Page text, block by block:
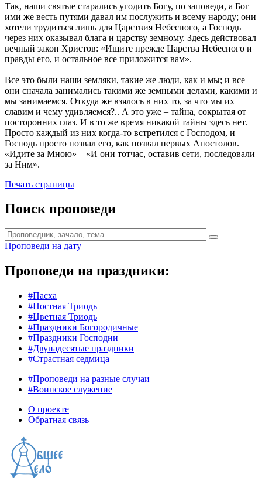
Так, наши святые старались угодить Богу, по заповеди, а Бог
ими же весть путями давал им послужить и всему народу; они
хотели трудиться лишь для Царствия Небесного, а Господь
через них оказывал блага и царству земному. Здесь действовал
вечный закон Христов: «Ищите прежде Царства Небесного и
правды его, и остальное все приложится вам».
Все это были наши земляки, такие же люди, как и мы; и все
они сначала занимались такими же земными делами, какими и
мы занимаемся. Откуда же взялось в них то, за что мы их
славим и чему удивляемся?.. А это уже – тайна, сокрытая от
посторонних глаз. И в то же время никакой тайны здесь нет.
Просто каждый из них когда-то встретился с Господом, и
Господь просто позвал его, как позвал первых Апостолов.
«Идите за Мною» – «И они тотчас, оставив сети, последовали
за Ним».
Печать страницы
Поиск проповеди
Проповеди на дату
Проповеди на праздники:
#Пасха
#Постная Триодь
#Цветная Триодь
#Праздники Богородичные
#Праздники Господни
#Двунадесятые праздники
#Страстная седмица
#Проповеди на разные случаи
#Воинское служение
О проекте
Обратная связь